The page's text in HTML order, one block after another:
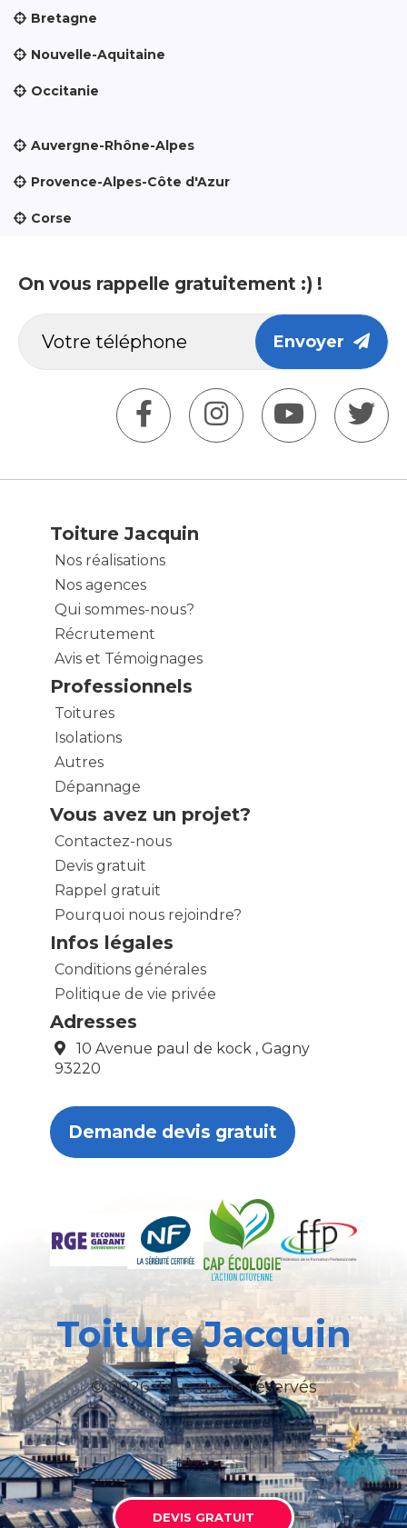
Bretagne
Nouvelle-Aquitaine
Occitanie
Auvergne-Rhône-Alpes
Provence-Alpes-Côte d'Azur
Corse
On vous rappelle gratuitement :) !
Envoyer
Toiture Jacquin
Nos réalisations
Nos agences
Qui sommes-nous?
Récrutement
Avis et Témoignages
Professionnels
Toitures
Isolations
Autres
Dépannage
Vous avez un projet?
Contactez-nous
Devis gratuit
Rappel gratuit
Pourquoi nous rejoindre?
Infos légales
Conditions générales
Politique de vie privée
Adresses
10 Avenue paul de kock , Gagny
93220
Demande devis gratuit
Toiture Jacquin
© 2026 Tous droits réservés
DEVIS GRATUIT